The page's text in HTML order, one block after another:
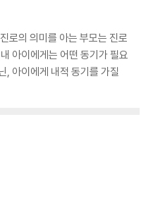
로의 의미를 아는 부모는 진로
아이에게는 어떤 동기가 필요
, 아이에게 내적 동기를 가질